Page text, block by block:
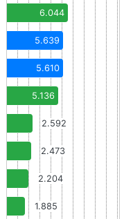
6.044
5.639
5.610
5.136
2.592
2.473
2.204
1.885